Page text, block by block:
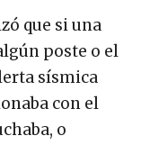
que si una
poste o el
sísmica
con el
o